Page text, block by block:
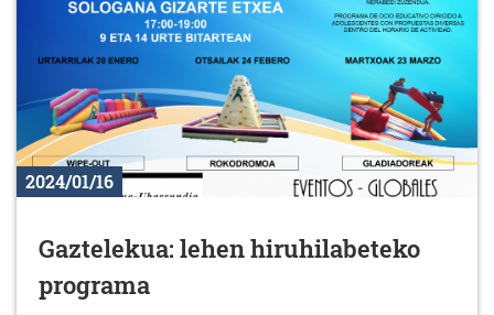
2024/01/16
Gaztelekua: lehen hiruhilabeteko
programa